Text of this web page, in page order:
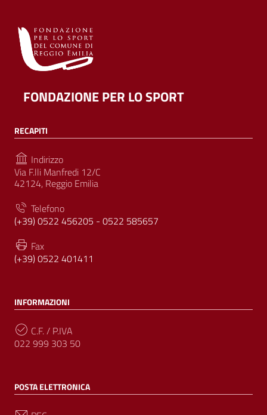
FONDAZIONE PER LO SPORT
RECAPITI
Indirizzo
Via F.lli Manfredi 12/C
42124, Reggio Emilia
Telefono
(+39) 0522 456205 - 0522 585657
Fax
(+39) 0522 401411
INFORMAZIONI
C.F. / P.IVA
022 999 303 50
POSTA ELETTRONICA